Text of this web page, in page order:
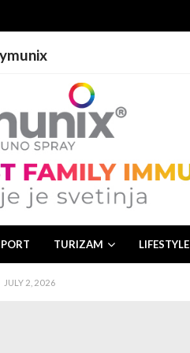
TURIZAM LIFESTYLE
2, 2026
JULY 2, 2026